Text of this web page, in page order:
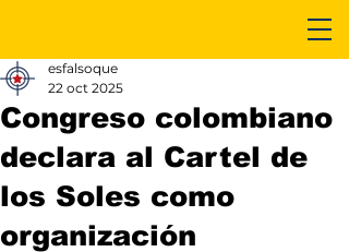
Congreso colombiano
declara al Cartel de
los Soles como
organización
esfalsoque
22 oct 2025